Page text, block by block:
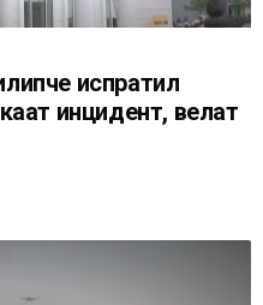
испратил
инцидент, велат